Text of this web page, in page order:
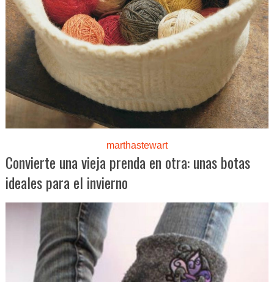
marthastewart
Convierte una vieja prenda en otra: unas botas
ideales para el invierno